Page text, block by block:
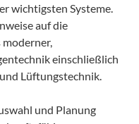
wichtigsten Systeme.
auf die
einschließlich
Lüftungstechnik.
und Planung